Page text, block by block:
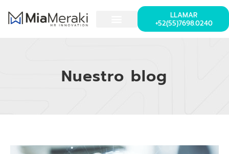
LLAMAR
+52(55)7698.0240
Nuestro blog